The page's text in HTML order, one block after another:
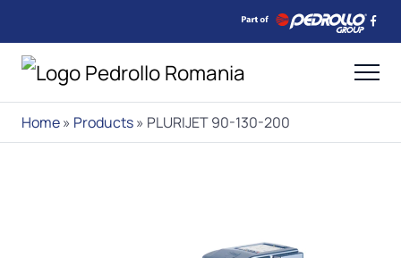
Home» Products» PLURIJET 90-130-200